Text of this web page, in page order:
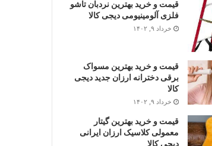
قیمت و خرید بهترین نردبان تاشو
فلزی آلومینیومی دیجی کالا
خرداد ۹, ۱۴۰۲
قیمت و خرید بهترین مسواک
برقی دخترانه ارزان جدید دیجی
کالا
خرداد ۹, ۱۴۰۲
قیمت و خرید بهترین گیتار
معمولی کلاسیک ارزان ایرانی
دیجی کالا